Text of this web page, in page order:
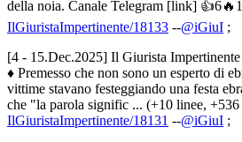
della noia. Canale Telegram [link] 👍6🔥1
IlGiuristaImpertinente/18133 --@iGiuI ;
[4 - 15.Dec.2025] Il Giurista Impertinente
♦ Premesso che non sono un esperto di
vittime stavano festeggiando una festa
che "la parola signific ... (+10 linee, +536
IlGiuristaImpertinente/18131 --@iGiuI ;